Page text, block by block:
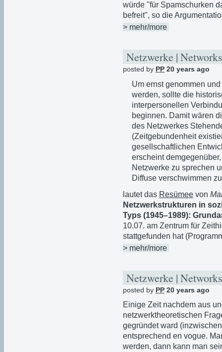
würde "für Spamschurken
befreit", so die
> mehr/more
Netzwerke |
posted by PP 20 years ago
Um ernst genommen
werden, sollte die
interpersonellen
beginnen. Damit wären
des Netzwerkes
(Zeitgebundenheit
gesellschaftlichen
erscheint
Netzwerke zu sprechen
Diffuse verschwimmen
lautet das Resümee von
Netzwerkstrukturen in
Typs (1945–1989):
10.07. am Zentrum für
stattgefunden hat
> mehr/more
Netzwerke |
posted by PP 20 years ago
Einige Zeit nachdem aus
netzwerktheoretischen
gegründet ward
entsprechend en vogue.
werden, dann kann man